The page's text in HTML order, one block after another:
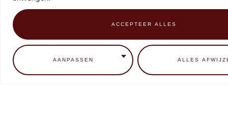
AANPASSEN ALLES
ACCEPTEER ALLES